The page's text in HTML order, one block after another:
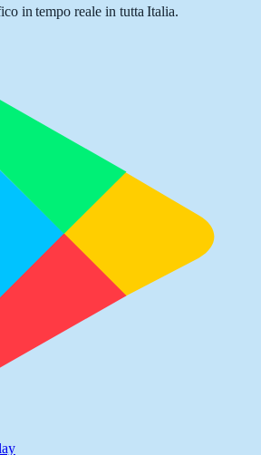
in tempo reale in tutta Italia.